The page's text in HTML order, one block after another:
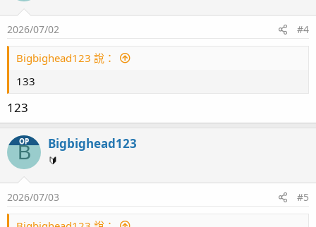
2026/07/02 #4
Bigbighead123 說：
133
123
OP
B Bigbighead123
🔰
2026/07/03 #5